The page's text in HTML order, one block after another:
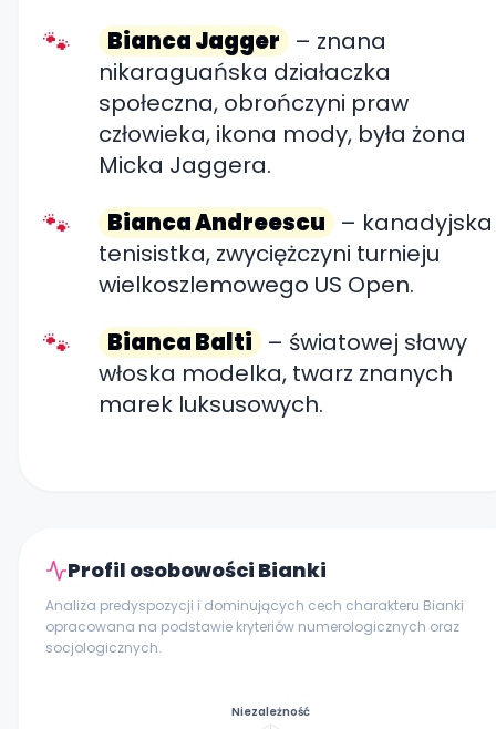
Bianca Jagger – znana
nikaraguańska działaczka
społeczna, obrończyni praw
człowieka, ikona mody, była żona
Micka Jaggera.
Bianca Andreescu – kanadyjska
tenisistka, zwyciężczyni turnieju
wielkoszlemowego US Open.
Bianca Balti – światowej sławy
włoska modelka, twarz znanych
marek luksusowych.
Profil osobowości Bianki
Analiza predyspozycji i dominujących cech charakteru Bianki
opracowana na podstawie kryteriów numerologicznych oraz
socjologicznych.
Niezależność